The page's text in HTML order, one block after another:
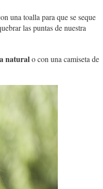
una toalla para que se seque
las puntas de nuestra
naturalo con una camiseta de